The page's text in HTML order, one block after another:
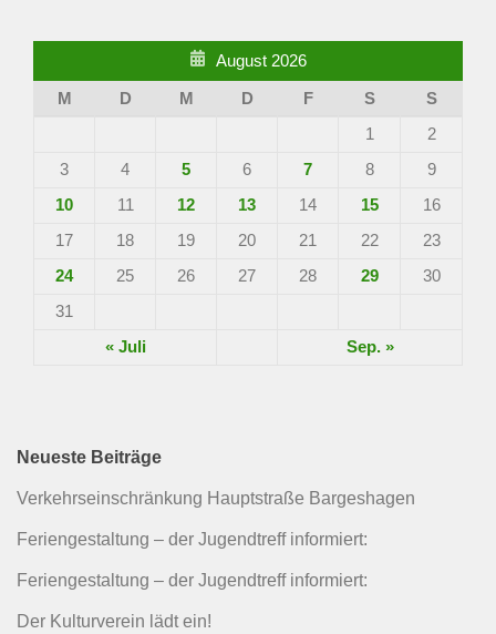
August 2026
M D M D F S
S
1
2
3
4 5 6 7 8
9
10
11 12 13 14 15
16
17
18 19 20 21 22
23
24
25 26 27 28 29
30
31
« Juli
Sep. »
Neueste Beiträge
Verkehrseinschränkung Hauptstraße Bargeshagen
Feriengestaltung – der Jugendtreff informiert:
Feriengestaltung – der Jugendtreff informiert:
Der Kulturverein lädt ein!